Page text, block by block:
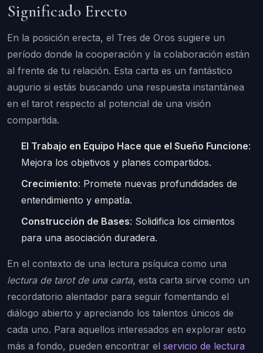
Significado Erecto
En la posición erecta, el Tres de Oros sugiere un
período donde la cooperación y la colaboración están
al frente de tu relación. Esta carta es un fantástico
augurio si estás buscando una respuesta instantánea
en el tarot respecto al potencial de una visión
compartida.
El Trabajo en Equipo Hace que el Sueño Funcione:
Mejora los objetivos y planes compartidos.
Crecimiento: Promete nuevas profundidades de
entendimiento y empatía.
Construcción de Bases: Solidifica los cimientos
para una asociación duradera.
En el contexto de una lectura psíquica como una
lectura de tarot de una carta, esta carta sirve como un
recordatorio alentador para seguir fomentando el
diálogo abierto y apreciando los talentos únicos de
cada uno. Para aquellos interesados en explorar esto
más a fondo, pueden encontrar el servicio de lectura